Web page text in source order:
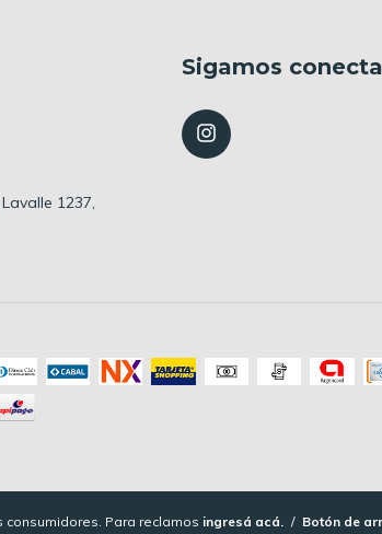
1237,
Sigamos
consumidores. Para reclamos ingresá acá. / Botón de